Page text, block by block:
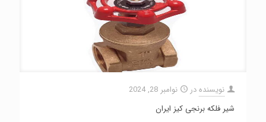
نویسندهدر
نوامبر 28, 2024
شیر فلکه برنجی کیز ایران